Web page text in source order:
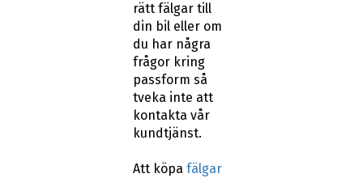
rätt fälgar till
din bil eller om
du har några
frågor kring
passform så
tveka inte att
kontakta vår
kundtjänst.
Att köpa fälgar